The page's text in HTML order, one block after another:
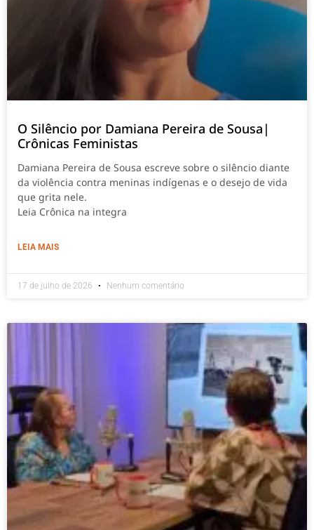
O Silêncio por Damiana Pereira de Sousa|
Crônicas Feministas
Damiana Pereira de Sousa escreve sobre o silêncio diante
da violência contra meninas indígenas e o desejo de vida
que grita nele.
Leia Crônica na integra
LEIA MAIS
17 de julho de 2026 Nenhum comentário